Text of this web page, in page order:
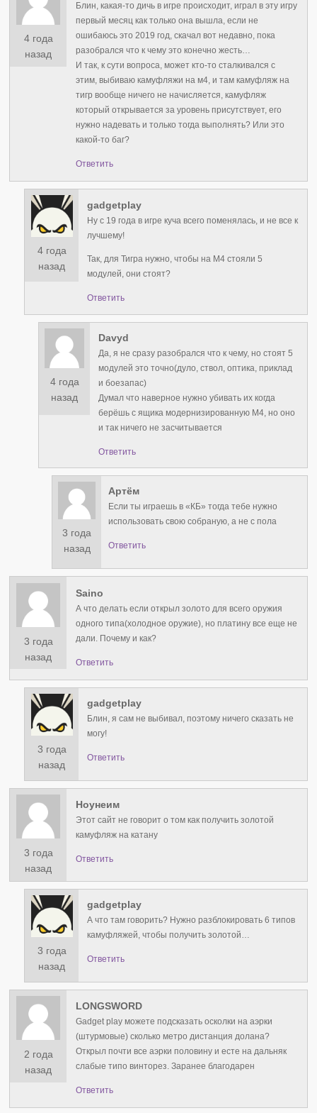
4 года
назад
Блин, какая-то дичь в игре происходит, играл в эту игру
первый месяц как только она вышла, если не
ошибаюсь это 2019 год, скачал вот недавно, пока
разобрался что к чему это конечно жесть…
И так, к сути вопроса, может кто-то сталкивался с
этим, выбиваю камуфляжи на м4, и там камуфляж на
тигр вообще ничего не начисляется, камуфляж
который открывается за уровень присутствует, его
нужно надевать и только тогда выполнять? Или это
какой-то баг?
Ответить
4 года
назад
gadgetplay
Ну с 19 года в игре куча всего поменялась, и не все к
лучшему!
Так, для Тигра нужно, чтобы на М4 стояли 5
модулей, они стоят?
Ответить
4 года
назад
Davyd
Да, я не сразу разобрался что к чему, но стоят 5
модулей это точно(дуло, ствол, оптика, приклад
и боезапас)
Думал что наверное нужно убивать их когда
берёшь с ящика модернизированную М4, но оно
и так ничего не засчитывается
Ответить
3 года
назад
Артём
Если ты играешь в «КБ» тогда тебе нужно
использовать свою собраную, а не с пола
Ответить
3 года
назад
Saino
А что делать если открыл золото для всего оружия
одного типа(холодное оружие), но платину все еще не
дали. Почему и как?
Ответить
3 года
назад
gadgetplay
Блин, я сам не выбивал, поэтому ничего сказать не
могу!
Ответить
3 года
назад
Ноунеим
Этот сайт не говорит о том как получить золотой
камуфляж на катану
Ответить
3 года
назад
gadgetplay
А что там говорить? Нужно разблокировать 6 типов
камуфляжей, чтобы получить золотой…
Ответить
2 года
назад
LONGSWORD
Gadget play можете подсказать осколки на аэрки
(штурмовые) сколько метро дистанция долана?
Открыл почти все аэрки половину и есте на дальняк
слабые типо винторез. Заранее благодарен
Ответить